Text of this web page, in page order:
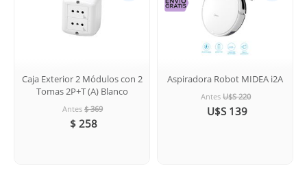
Caja Exterior 2 Módulos con 2
Tomas 2P+T (A) Blanco
Antes $ 369
$ 258
Aspiradora Robot MIDEA i2A
Antes U$S 220
U$S 139